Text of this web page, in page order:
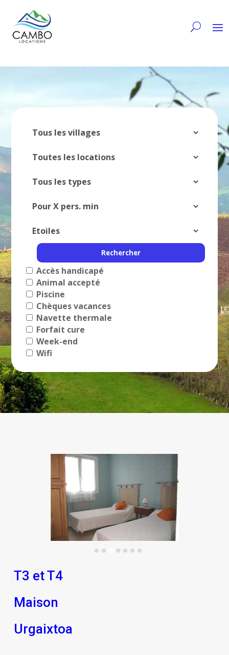
Accès handicapé
Animal accepté
Piscine
Chèques vacances
Navette thermale
Forfait cure
Week-end
Wifi
T3 et T4
Maison
Urgaixtoa